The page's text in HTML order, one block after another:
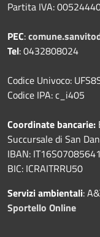
Partita IVA:
PEC:
Tel: 0432808024
Codice Univoco:
Codice IPA: c_i405
Coordinate bancarie:
Succursale di San
IBAN:
BIC: ICRAITRRU50
Servizi ambientali:
Sportello Online